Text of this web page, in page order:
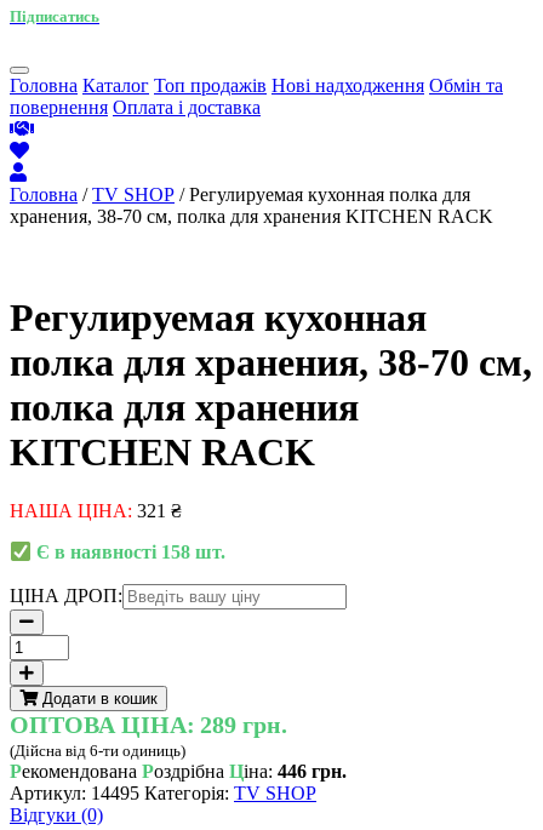
Підписатись
Головна Каталог Топ продажів Нові надходження Обмін та
повернення Оплата і доставка
Головна /TV SHOP / Регулируемая кухонная полка для
хранения, 38-70 см, полка для хранения KITCHEN RACK
Регулируемая кухонная
полка для хранения, 38-70 см,
полка для хранения
KITCHEN RACK
НАША ЦІНА: 321 ₴
Є в наявності 158 шт.
ЦІНА ДРОП:
Регулируемая
кухонная
полка
для
хранения,
38-
70
см,
полка
Додати в кошик
ОПТОВА ЦІНА: 289 грн.
(Дійсна від 6-ти одиниць)
Рекомендована Роздрібна Ціна: 446 грн.
Артикул: 14495 Категорія: TV SHOP
Відгуки (0)